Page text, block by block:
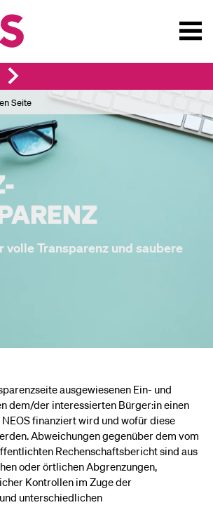
Seite
volle Transparenz und saubere
ausgewiesenen Ein- und
dem/der interessierten Bürger:in einen
finanziert wird und wofür diese
Abweichungen gegenüber dem vom
Rechenschaftsbericht sind aus
oder örtlichen Abgrenzungen,
Kontrollen im Zuge der
unterschiedlichen